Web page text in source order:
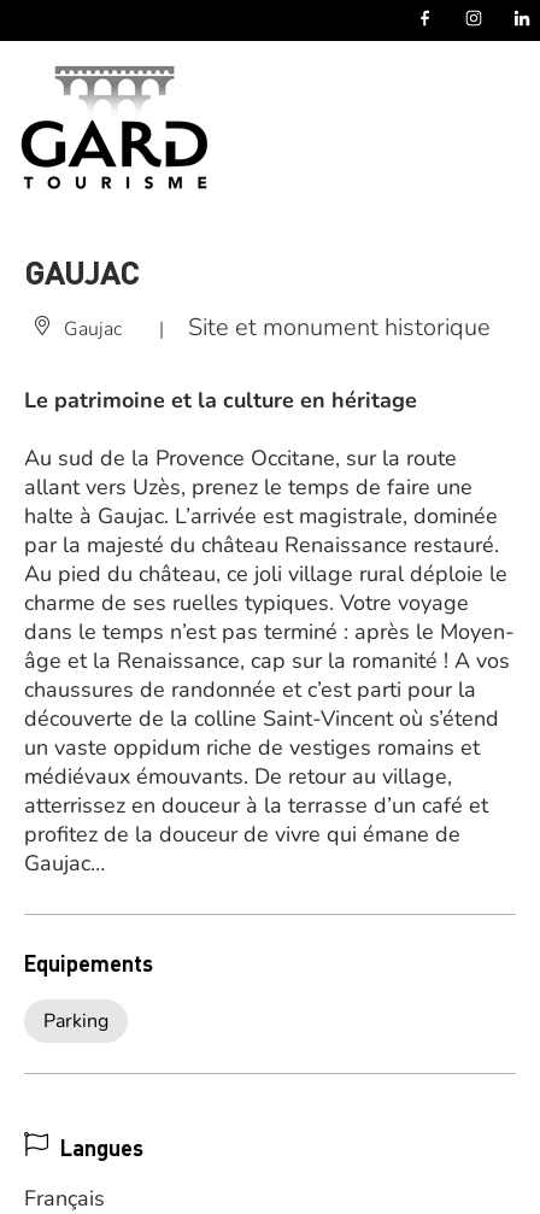
GAUJAC
Gaujac | Site et monument historique
Le patrimoine et la culture en héritage
Au sud de la Provence Occitane, sur la route
allant vers Uzès, prenez le temps de faire une
halte à Gaujac. L’arrivée est magistrale, dominée
par la majesté du château Renaissance restauré.
Au pied du château, ce joli village rural déploie le
charme de ses ruelles typiques. Votre voyage
dans le temps n’est pas terminé : après le Moyen-
âge et la Renaissance, cap sur la romanité ! A vos
chaussures de randonnée et c’est parti pour la
découverte de la colline Saint-Vincent où s’étend
un vaste oppidum riche de vestiges romains et
médiévaux émouvants. De retour au village,
atterrissez en douceur à la terrasse d’un café et
profitez de la douceur de vivre qui émane de
Gaujac…
Equipements
Parking
Langues
Français